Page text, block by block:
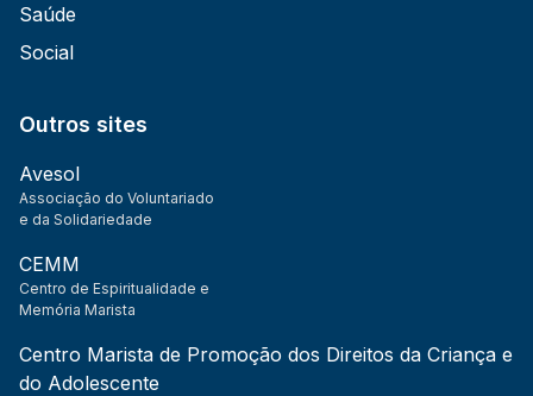
Saúde
Social
Outros sites
Avesol
Associação do Voluntariado
e da Solidariedade
CEMM
Centro de Espiritualidade e
Memória Marista
Centro Marista de Promoção dos Direitos da Criança e
do Adolescente